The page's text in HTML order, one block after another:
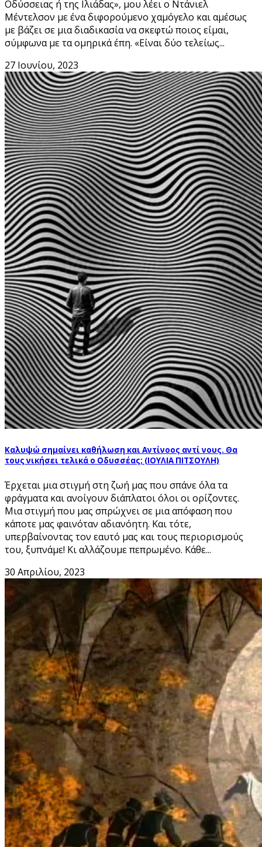
Οδύσσειας ή της Ιλιάδας», μου λέει ο Ντάνιελ
Μέντελσον με ένα διφορούμενο χαμόγελο και αμέσως
με βάζει σε μια διαδικασία να σκεφτώ ποιος είμαι,
σύμφωνα με τα ομηρικά έπη. «Είναι δύο τελείως...
27 Ιουνίου, 2023
Καλυψώ σημαίνει καθήλωση και Αντίνοος αντί νους. Θα
τους νικήσει τελικά ο Οδυσσέας; (ΙΟΥΛΙΑ ΠΙΤΣΟΥΛΗ)
Έρχεται μια στιγμή στη ζωή μας που σπάνε όλα τα
φράγματα και ανοίγουν διάπλατοι όλοι οι ορίζοντες.
Μια στιγμή που μας σπρώχνει σε μια απόφαση που
κάποτε μας φαινόταν αδιανόητη. Και τότε,
υπερβαίνοντας τον εαυτό μας και τους περιορισμούς
του, ξυπνάμε! Κι αλλάζουμε πεπρωμένο. Κάθε...
30 Απριλίου, 2023